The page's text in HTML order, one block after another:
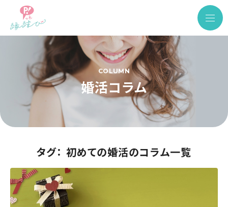
COLUMN
婚活コラム
タグ： 初めての婚活のコラム一覧